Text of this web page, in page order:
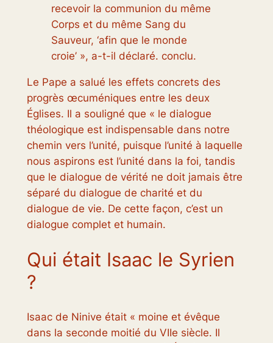
recevoir la communion du même
Corps et du même Sang du
Sauveur, ‘afin que le monde
croie’ », a-t-il déclaré. conclu.
Le Pape a salué les effets concrets des
progrès œcuméniques entre les deux
Églises. Il a souligné que « le dialogue
théologique est indispensable dans notre
chemin vers l’unité, puisque l’unité à laquelle
nous aspirons est l’unité dans la foi, tandis
que le dialogue de vérité ne doit jamais être
séparé du dialogue de charité et du
dialogue de vie. De cette façon, c’est un
dialogue complet et humain.
Qui était Isaac le Syrien
?
Isaac de Ninive était « moine et évêque
dans la seconde moitié du VIIe siècle. Il